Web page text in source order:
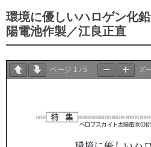
環境に優しいハロゲン化
陽電池作製／江良正直
ページ 1 / 5 ズ